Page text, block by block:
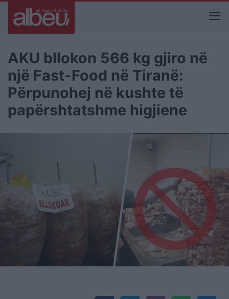
AKU bllokon 566 kg gjiro në
një Fast-Food në Tiranë:
Përpunohej në kushte të
papërshtatshme higjiene